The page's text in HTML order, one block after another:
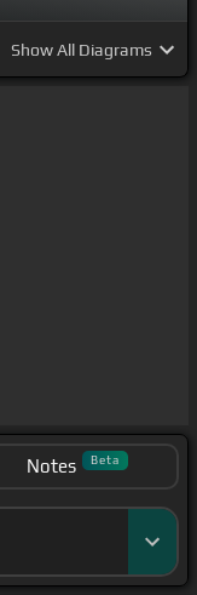
ShowAll Diagrams
Notes Beta